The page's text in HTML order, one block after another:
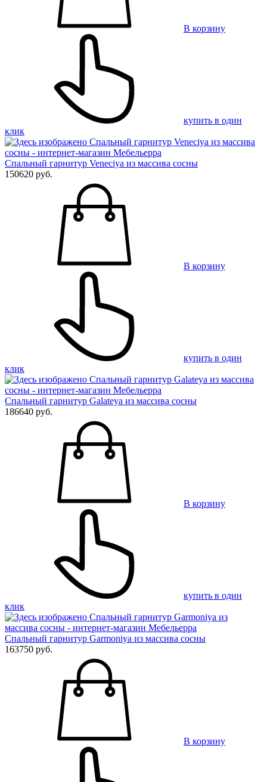
В корзину
купить в один
клик
Спальный гарнитур Veneciya из массива сосны
150620 руб.
В корзину
купить в один
клик
Спальный гарнитур Galateya из массива сосны
186640 руб.
В корзину
купить в один
клик
Спальный гарнитур Garmoniya из массива сосны
163750 руб.
В корзину